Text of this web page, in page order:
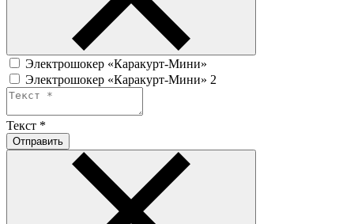
Электрошокер «Каракурт-Мини»
Электрошокер «Каракурт-Мини» 2
Текст *
Отправить